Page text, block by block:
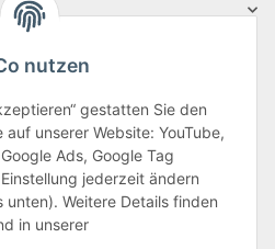
bis 16:30 Uhr
nutzen
gestatten Sie den
unserer Website: YouTube,
Ads, Google Tag
jederzeit ändern
Weitere Details finden
in unserer